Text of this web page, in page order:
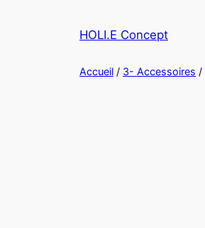
HOLI.E Concept
Accueil / 3- Accessoires /